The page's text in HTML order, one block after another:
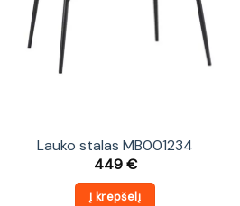
Lauko stalas MB001234
449€
Į krepšelį